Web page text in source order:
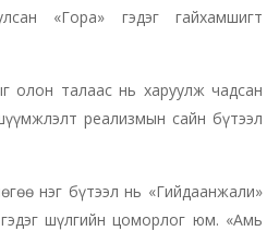
«Гора» гэдэг гайхамшигт
олон талаас нь харуулж чадсан
реализмын сайн бүтээл
нэг бүтээл нь «Гийдаанжали»
шүлгийн цоморлог юм. «Амь